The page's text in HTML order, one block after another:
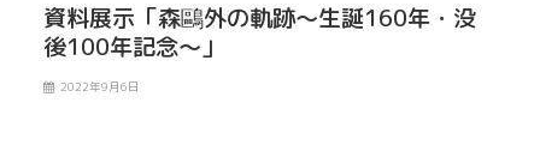
資料展示「森鷗外の軌跡～生誕160年・没
後100年記念～」
2022年9月6日